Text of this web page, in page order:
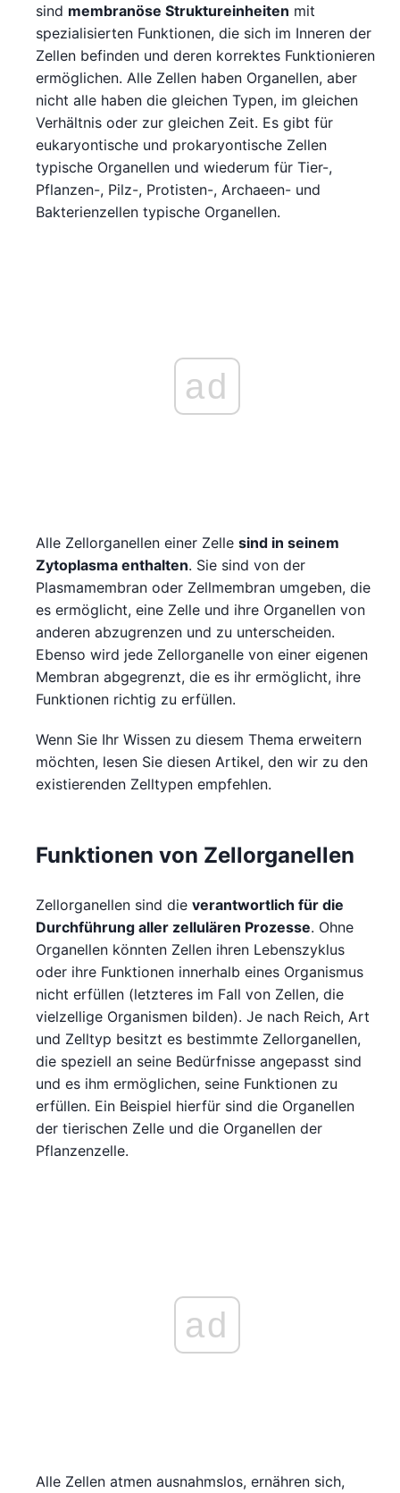
sind membranöse Struktureinheiten mit
spezialisierten Funktionen, die sich im Inneren der
Zellen befinden und deren korrektes Funktionieren
ermöglichen. Alle Zellen haben Organellen, aber
nicht alle haben die gleichen Typen, im gleichen
Verhältnis oder zur gleichen Zeit. Es gibt für
eukaryontische und prokaryontische Zellen
typische Organellen und wiederum für Tier-,
Pflanzen-, Pilz-, Protisten-, Archaeen- und
Bakterienzellen typische Organellen.
ad
Alle Zellorganellen einer Zelle sind in seinem
Zytoplasma enthalten. Sie sind von der
Plasmamembran oder Zellmembran umgeben, die
es ermöglicht, eine Zelle und ihre Organellen von
anderen abzugrenzen und zu unterscheiden.
Ebenso wird jede Zellorganelle von einer eigenen
Membran abgegrenzt, die es ihr ermöglicht, ihre
Funktionen richtig zu erfüllen.
Wenn Sie Ihr Wissen zu diesem Thema erweitern
möchten, lesen Sie diesen Artikel, den wir zu den
existierenden Zelltypen empfehlen.
Funktionen von Zellorganellen
Zellorganellen sind die verantwortlich für die
Durchführung aller zellulären Prozesse. Ohne
Organellen könnten Zellen ihren Lebenszyklus
oder ihre Funktionen innerhalb eines Organismus
nicht erfüllen (letzteres im Fall von Zellen, die
vielzellige Organismen bilden). Je nach Reich, Art
und Zelltyp besitzt es bestimmte Zellorganellen,
die speziell an seine Bedürfnisse angepasst sind
und es ihm ermöglichen, seine Funktionen zu
erfüllen. Ein Beispiel hierfür sind die Organellen
der tierischen Zelle und die Organellen der
Pflanzenzelle.
ad
Alle Zellen atmen ausnahmslos, ernähren sich,